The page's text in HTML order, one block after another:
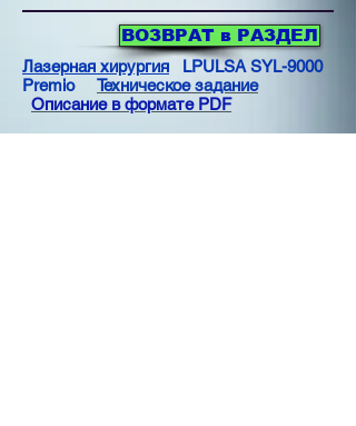
ВОЗВРАТ в РАЗДЕЛ
Лазерная хирургия LPULSA SYL-9000
Premio Техническое задание
Описание в формате PDF